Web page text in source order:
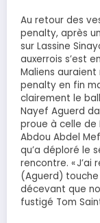
Au retour des
penalty, après
sur Lassine
auxerrois s’est
Maliens
penalty en fin
clairement le
Nayef Aguerd
proue à celle de
Abdou Abdel
qu’a déploré le
rencontre. « J’ai
(Aguerd) touche
décevant que
fustigé Tom